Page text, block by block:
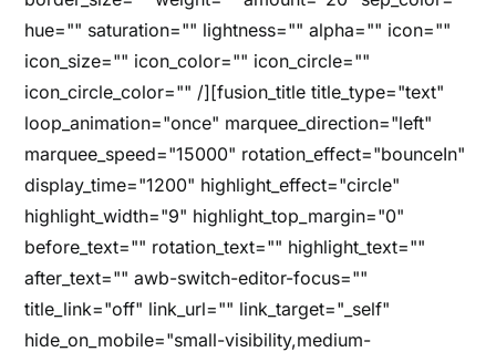
hue="" saturation="" lightness="" alpha="" icon=""
icon_size="" icon_color="" icon_circle=""
icon_circle_color="" /][fusion_title title_type="text"
loop_animation="once" marquee_direction="left"
marquee_speed="15000" rotation_effect="bounceIn"
display_time="1200" highlight_effect="circle"
highlight_width="9" highlight_top_margin="0"
before_text="" rotation_text="" highlight_text=""
after_text="" awb-switch-editor-focus=""
title_link="off" link_url="" link_target="_self"
hide_on_mobile="small-visibility,medium-